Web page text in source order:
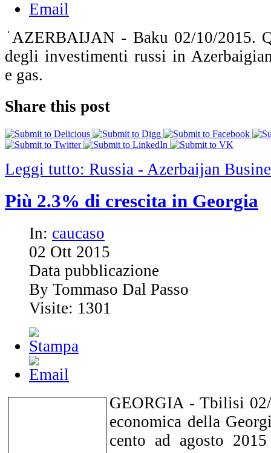
AZERBAIJAN - Baku 02/10/2015.
degli investimenti russi in
e gas.
Share this post
Leggi tutto: Russia - Azerbaijan
Più 2.3% di crescita in Georgia
In: caucaso
02 Ott 2015
Data pubblicazione
By Tommaso Dal Passo
Visite: 1301
GEORGIA - Tbilisi
economica della
cento ad agosto